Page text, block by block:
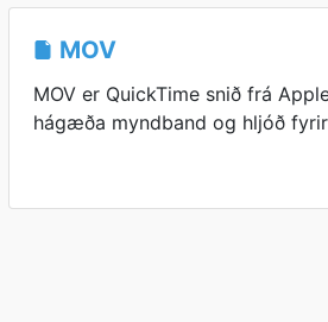
MOV
MOV er QuickTime snið frá
hágæða myndband og hljóð